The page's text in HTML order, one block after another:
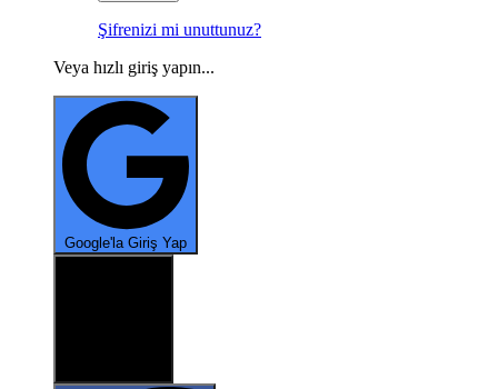
Şifrenizi mi unuttunuz?
Veya hızlı giriş yapın...
Google'la Giriş Yap